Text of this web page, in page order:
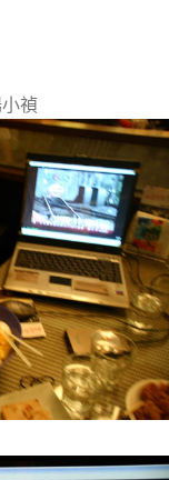
禎